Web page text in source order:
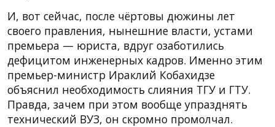
И, вот сейчас, после чёртовы дюжины лет
своего правления, нынешние власти, устами
премьера — юриста, вдруг озаботились
дефицитом инженерных кадров. Именно этим
премьер-министр Ираклий Кобахидзе
объяснил необходимость слияния ТГУ и ГТУ.
Правда, зачем при этом вообще упразднять
технический ВУЗ, он скромно промолчал.